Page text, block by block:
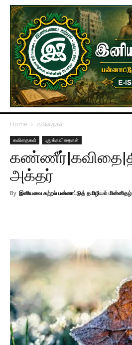
Home கவிதைகள்
கவிதைகள் புதுக்கவிதைகள்
அக்தர்
By இனியவை கற்றல் பன்னாட்டுத் தமிழியல் மின்னிதழ்